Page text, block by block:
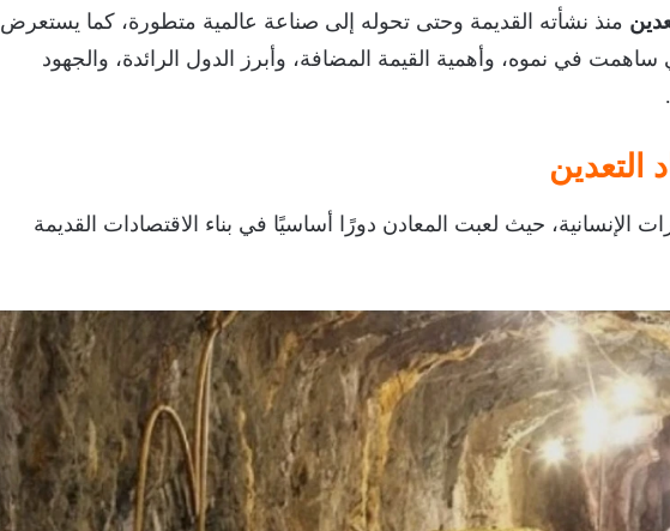
منذ نشأته القديمة وحتى تحوله إلى صناعة عالمية متطورة، كما يستعرض
في نموه، وأهمية القيمة المضافة، وأبرز الدول الرائدة، والجهود
التعدين
الإنسانية، حيث لعبت المعادن دورًا أساسيًا في بناء الاقتصادات القديمة